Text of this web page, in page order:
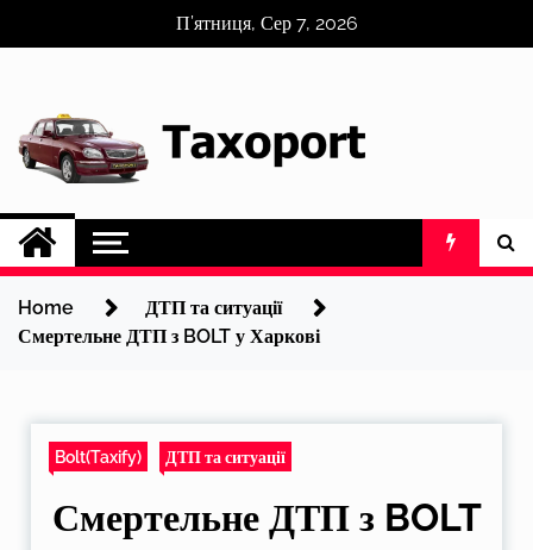
П’ятниця, Сер 7, 2026
Home
ДТП та ситуації
Смертельне ДТП з BOLT у Харкові
Bolt(Taxify) ДТП та ситуації
Смертельне ДТП з BOLT